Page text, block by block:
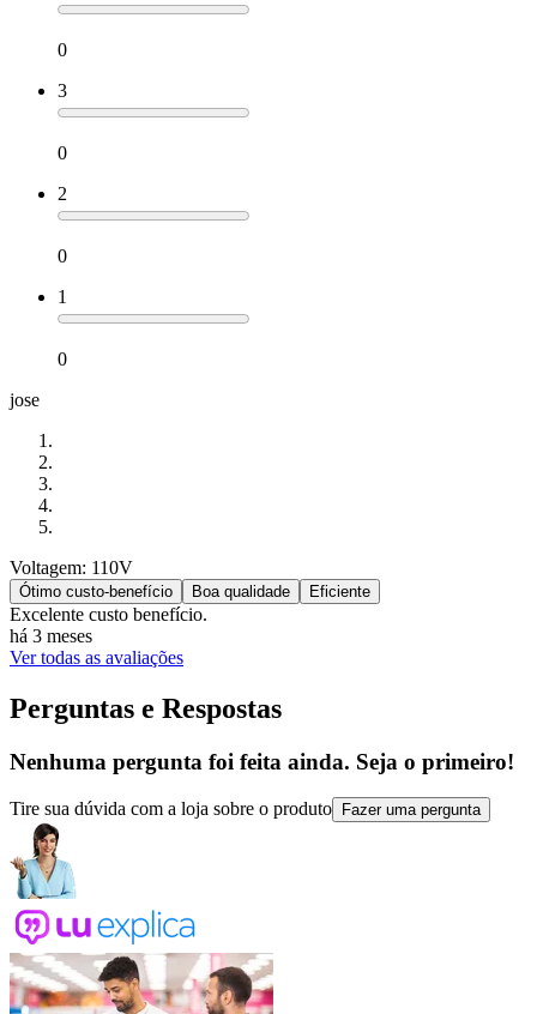
0
3
0
2
0
1
0
jose
Voltagem: 110V
Ótimo custo-benefício Boa qualidade Eficiente
Excelente custo benefício.
há 3 meses
Ver todas as avaliações
Perguntas e Respostas
Nenhuma pergunta foi feita ainda. Seja o primeiro!
Tire sua dúvida com a loja sobre o produto Fazer uma pergunta